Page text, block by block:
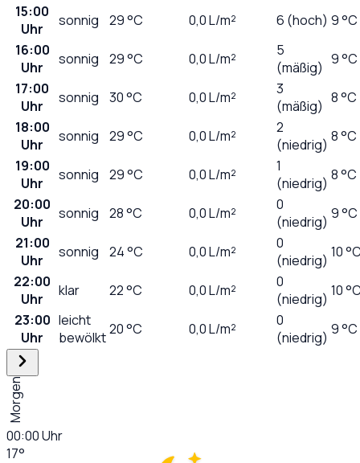
15:00
Uhr
sonnig 29°C 0,0L/m² 6 (hoch) 9 °C
16:00
Uhr
sonnig 29°C 0,0L/m²
5
(mäßig) 9 °C
17:00
Uhr
sonnig 30°C 0,0L/m²
3
(mäßig) 8 °C
18:00
Uhr
sonnig 29°C 0,0L/m²
2
(niedrig) 8 °C
19:00
Uhr
sonnig 29°C 0,0L/m²
1
(niedrig) 8 °C
20:00
Uhr
sonnig 28°C 0,0L/m²
0
(niedrig) 9 °C
21:00
Uhr
sonnig 24°C 0,0L/m²
0
(niedrig) 10
22:00
Uhr
klar 22°C 0,0L/m²
0
(niedrig) 10
23:00
Uhr
leicht
bewölkt20°C 0,0L/m²
0
(niedrig) 9 °C
Morgen
00:00Uhr
17°